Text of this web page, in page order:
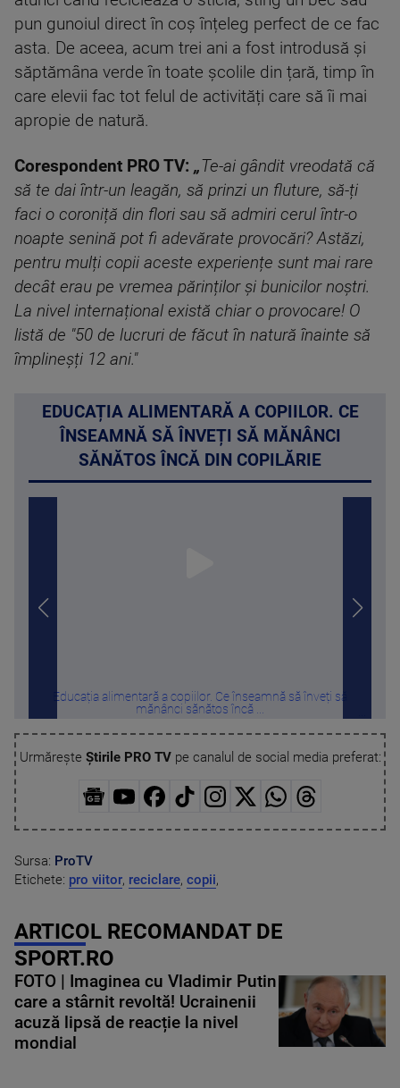
pun gunoiul direct în coș înțeleg perfect de ce fac
asta. De aceea, acum trei ani a fost introdusă și
săptămâna verde în toate școlile din țară, timp în
care elevii fac tot felul de activități care să îi mai
apropie de natură.
Corespondent PRO TV: „Te-ai gândit vreodată că
să te dai într-un leagăn, să prinzi un fluture, să-ți
faci o coroniță din flori sau să admiri cerul într-o
noapte senină pot fi adevărate provocări? Astăzi,
pentru mulți copii aceste experiențe sunt mai rare
decât erau pe vremea părinților și bunicilor noștri.
La nivel internațional există chiar o provocare! O
listă de "50 de lucruri de făcut în natură înainte să
împlineșți 12 ani."
EDUCAȚIA ALIMENTARĂ A COPIILOR. CE
ÎNSEAMNĂ SĂ ÎNVEȚI SĂ MĂNÂNCI
SĂNĂTOS ÎNCĂ DIN COPILĂRIE
Educația alimentară a copiilor. Ce înseamnă să înveți să
mănânci sănătos încă ...
Urmărește Știrile PRO TVpe canalul de social media preferat:
Sursa: ProTV
Etichete: pro viitor, reciclare, copii,
ARTICOL RECOMANDAT DE
SPORT.RO
FOTO | Imaginea cu Vladimir Putin
care a stârnit revoltă! Ucrainenii
acuză lipsă de reacție la nivel
mondial